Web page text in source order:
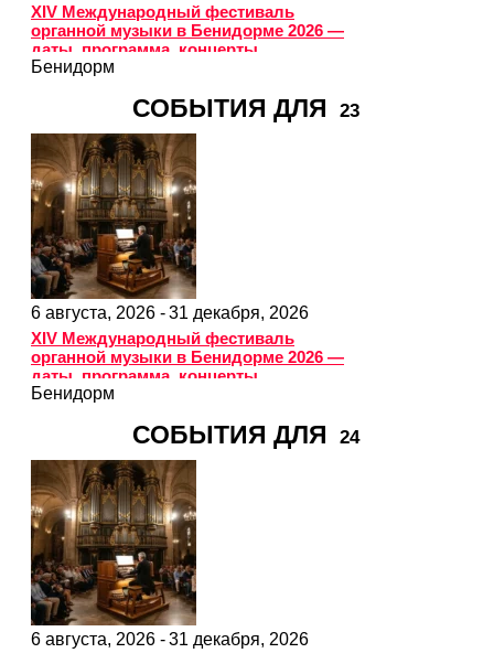
XIV Международный фестиваль
органной музыки в Бенидорме 2026 —
даты, программа, концерты
Бенидорм
СОБЫТИЯ ДЛЯ 23
6 августа, 2026 -31 декабря, 2026
XIV Международный фестиваль
органной музыки в Бенидорме 2026 —
даты, программа, концерты
Бенидорм
СОБЫТИЯ ДЛЯ 24
6 августа, 2026 -31 декабря, 2026